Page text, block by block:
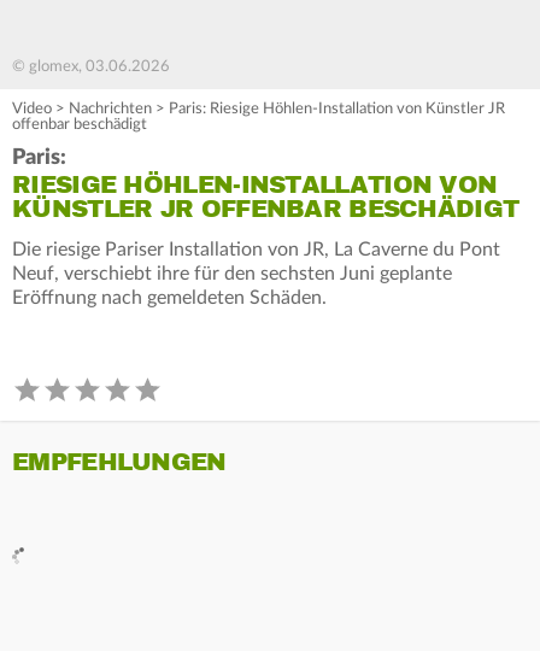
© glomex, 03.06.2026
Video > Nachrichten > Paris: Riesige Höhlen-Installation von Künstler JR
offenbar beschädigt
Paris:
RIESIGE HÖHLEN-INSTALLATION VON
KÜNSTLER JR OFFENBAR BESCHÄDIGT
Die riesige Pariser Installation von JR, La Caverne du Pont
Neuf, verschiebt ihre für den sechsten Juni geplante
Eröffnung nach gemeldeten Schäden.
EMPFEHLUNGEN